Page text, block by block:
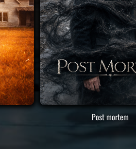
Post mortem